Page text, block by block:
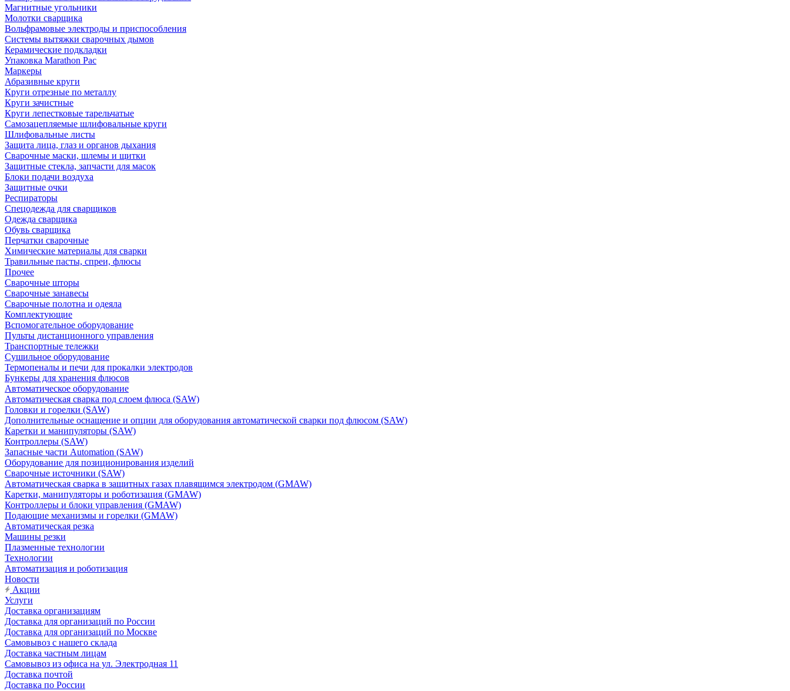
Магнитные угольники
Молотки сварщика
Вольфрамовые электроды и приспособления
Системы вытяжки сварочных дымов
Керамические подкладки
Упаковка Marathon Pac
Маркеры
Абразивные круги
Круги отрезные по металлу
Круги зачистные
Круги лепестковые тарельчатые
Самозацепляемые шлифовальные круги
Шлифовальные листы
Защита лица, глаз и органов дыхания
Сварочные маски, шлемы и щитки
Защитные стекла, запчасти для масок
Блоки подачи воздуха
Защитные очки
Респираторы
Спецодежда для сварщиков
Одежда сварщика
Обувь сварщика
Перчатки сварочные
Химические материалы для сварки
Травильные пасты, спреи, флюсы
Прочее
Сварочные шторы
Сварочные занавесы
Сварочные полотна и одеяла
Комплектующие
Вспомогательное оборудование
Пульты дистанционного управления
Транспортные тележки
Сушильное оборудование
Термопеналы и печи для прокалки электродов
Бункеры для хранения флюсов
Автоматическое оборудование
Автоматическая сварка под слоем флюса (SAW)
Головки и горелки (SAW)
Дополнительные оснащение и опции для оборудования автоматической сварки под флюсом (SAW)
Каретки и манипуляторы (SAW)
Контроллеры (SAW)
Запасные части Automation (SAW)
Оборудование для позиционирования изделий
Сварочные источники (SAW)
Автоматическая сварка в защитных газах плавящимся электродом (GMAW)
Каретки, манипуляторы и роботизация (GMAW)
Контроллеры и блоки управления (GMAW)
Подающие механизмы и горелки (GMAW)
Автоматическая резка
Машины резки
Плазменные технологии
Технологии
Автоматизация и роботизация
Новости
Акции
Услуги
Доставка организациям
Доставка для организаций по России
Доставка для организаций по Москве
Самовывоз с нашего склада
Доставка частным лицам
Самовывоз из офиса на ул. Электродная 11
Доставка почтой
Доставка по России